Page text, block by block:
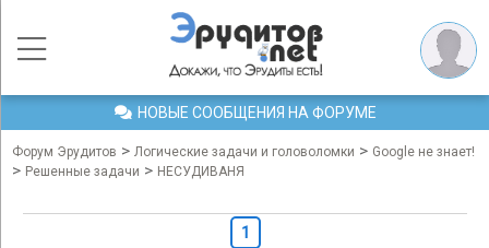
НОВЫЕ СООБЩЕНИЯ НА ФОРУМЕ
Форум Эрудитов > Логические задачи и головоломки > Google не знает!
> Решенные задачи > НЕСУДИВАНЯ
1